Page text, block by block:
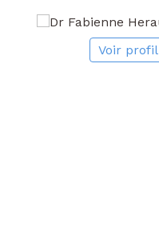
Voir profil